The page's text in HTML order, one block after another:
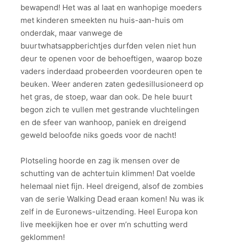
bewapend! Het was al laat en wanhopige moeders
met kinderen smeekten nu huis-aan-huis om
onderdak, maar vanwege de
buurtwhatsappberichtjes durfden velen niet hun
deur te openen voor de behoeftigen, waarop boze
vaders inderdaad probeerden voordeuren open te
beuken. Weer anderen zaten gedesillusioneerd op
het gras, de stoep, waar dan ook. De hele buurt
begon zich te vullen met gestrande vluchtelingen
en de sfeer van wanhoop, paniek en dreigend
geweld beloofde niks goeds voor de nacht!
Plotseling hoorde en zag ik mensen over de
schutting van de achtertuin klimmen! Dat voelde
helemaal niet fijn. Heel dreigend, alsof de zombies
van de serie Walking Dead eraan komen! Nu was ik
zelf in de Euronews-uitzending. Heel Europa kon
live meekijken hoe er over m’n schutting werd
geklommen!